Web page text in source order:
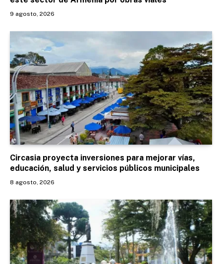
9 agosto, 2026
Circasia proyecta inversiones para mejorar vías,
educación, salud y servicios públicos municipales
8 agosto, 2026